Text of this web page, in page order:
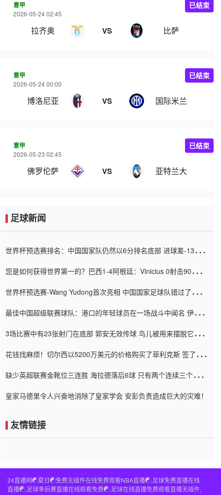
意甲
2026-05-24 02:45
拉齐奥 VS 比萨
已结束
意甲
2026-05-24 00:00
博洛尼亚 VS 国际米兰
已结束
意甲
2026-05-23 02:45
佛罗伦萨 VS 亚特兰大
已结束
足球新闻
世界杯预选赛排名：中国国家队仍然以6分排名底部 进球差-13令人
您是如何获得世界第一的？巴西1-4阿根廷：Vinicius 0射击90分钟
世界杯预选赛-Wang Yudong首次亮相 中国国家足球队错过了世界
最佳中国超级联赛球队：港口的年轻球员在一场战斗中闻名 伊万放
3场比赛中有23张射门在底部 郭安无效传球 鸟儿被用来摆脱它
花钱找麻烦！切尔西以5200万美元的价格购买了菲利克斯 签了7年
缺少英超联赛金靴位三连胜 海拉德落后6球 只有两个连续三个连续
皇家马德里令人兴奋地消除了皇家学会 安彭负责造成巨大的灾难！
友情链接
24直播网☯️夏日☯️免费无插件在线免费观看NBA直播☯️,足球免费直播在线
直播☯️,足球季后赛直播在线观看免费☯️,足球在线直播免费观看直播无插件,